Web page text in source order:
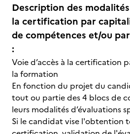
Description des
la certification par
de compétences et/ou
:
Voie d’accès à la certification
la formation
En fonction du projet du
tout ou partie des 4 blocs de
leurs modalités d’évaluations
Si le candidat vise l'obtention